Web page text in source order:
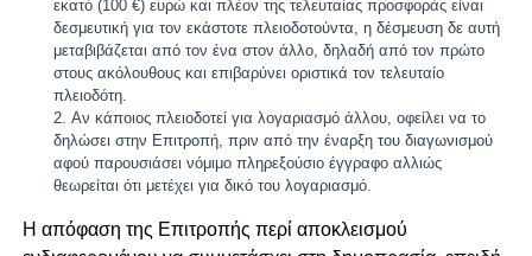
εκατό (100 €) ευρώ και πλέον της τελευταίας προσφοράς είναι
δεσμευτική για τον εκάστοτε πλειοδοτούντα, η δέσμευση δε αυτή
μεταβιβάζεται από τον ένα στον άλλο, δηλαδή από τον πρώτο
στους ακόλουθους και επιβαρύνει οριστικά τον τελευταίο
πλειοδότη.
Αν κάποιος πλειοδοτεί για λογαριασμό άλλου, οφείλει να το
δηλώσει στην Επιτροπή, πριν από την έναρξη του διαγωνισμού
αφού παρουσιάσει νόμιμο πληρεξούσιο έγγραφο αλλιώς
θεωρείται ότι μετέχει για δικό του λογαριασμό.
Η απόφαση της Επιτροπής περί αποκλεισμού